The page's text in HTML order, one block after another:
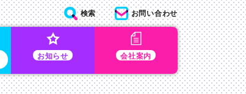
お知らせ 会社案内
検索 お問い合わせ